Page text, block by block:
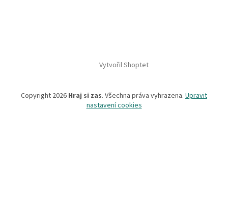
Vytvořil Shoptet
Copyright 2026 Hraj si zas. Všechna práva vyhrazena. Upravit
nastavení cookies